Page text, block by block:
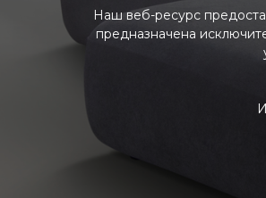
Наш веб-ресурс
предназначена